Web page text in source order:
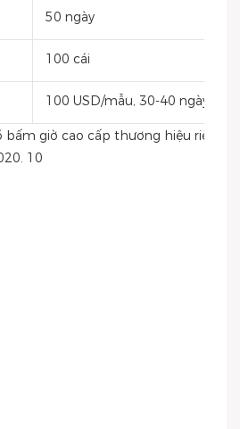
50 ngày
100 cái
100 USD/mẫu, 30-40 ngày